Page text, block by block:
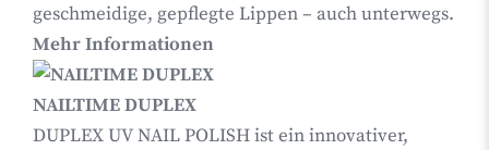
geschmeidige, gepflegte Lippen – auch unterwegs.
Mehr Informationen
NAILTIME DUPLEX
DUPLEX UV NAIL POLISH ist ein innovativer,